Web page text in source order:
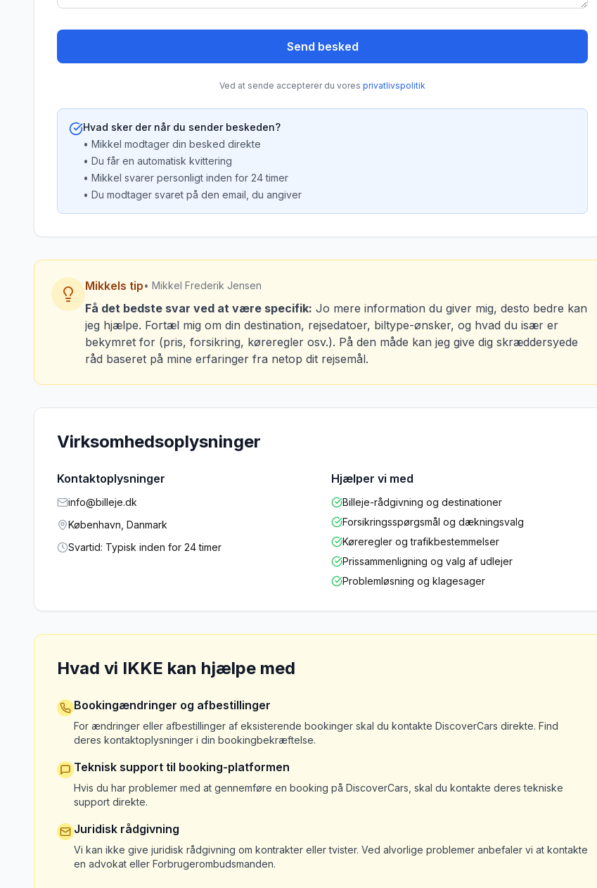
Send besked
Ved at sende accepterer du vores privatlivspolitik
Hvad sker der når du sender beskeden?
• Mikkel modtager din besked direkte
• Du får en automatisk kvittering
• Mikkel svarer personligt inden for 24 timer
• Du modtager svaret på den email, du angiver
Mikkels tip• Mikkel Frederik Jensen
Få det bedste svar ved at være specifik: Jo mere information du giver mig, desto bedre kan
jeg hjælpe. Fortæl mig om din destination, rejsedatoer, biltype-ønsker, og hvad du især er
bekymret for (pris, forsikring, køreregler osv.). På den måde kan jeg give dig skræddersyede
råd baseret på mine erfaringer fra netop dit rejsemål.
Virksomhedsoplysninger
Kontaktoplysninger
info@billeje.dk
København, Danmark
Svartid: Typisk inden for 24 timer
Hjælper vi med
Billeje-rådgivning og destinationer
Forsikringsspørgsmål og dækningsvalg
Køreregler og trafikbestemmelser
Prissammenligning og valg af udlejer
Problemløsning og klagesager
Hvad vi IKKE kan hjælpe med
Bookingændringer og afbestillinger
For ændringer eller afbestillinger af eksisterende bookinger skal du kontakte DiscoverCars direkte. Find
deres kontaktoplysninger i din bookingbekræftelse.
Teknisk support til booking-platformen
Hvis du har problemer med at gennemføre en booking på DiscoverCars, skal du kontakte deres tekniske
support direkte.
Juridisk rådgivning
Vi kan ikke give juridisk rådgivning om kontrakter eller tvister. Ved alvorlige problemer anbefaler vi at kontakte
en advokat eller Forbrugerombudsmanden.